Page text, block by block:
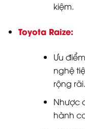
kiệm.
Toyota Raize:
Ưu
nghệ
rộng rãi.
Nhược
hành